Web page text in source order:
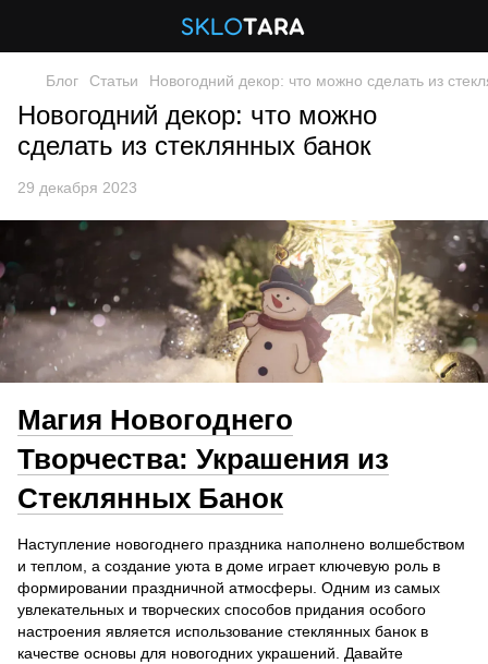
Блог Статьи Новогодний декор: что можно сделать из
Новогодний декор: что можно
сделать из стеклянных банок
29 декабря 2023
Магия Новогоднего
Творчества: Украшения из
Стеклянных Банок
Наступление новогоднего праздника наполнено волшебством
и теплом, а создание уюта в доме играет ключевую роль в
формировании праздничной атмосферы. Одним из самых
увлекательных и творческих способов придания особого
настроения является использование стеклянных банок в
качестве основы для новогодних украшений. Давайте